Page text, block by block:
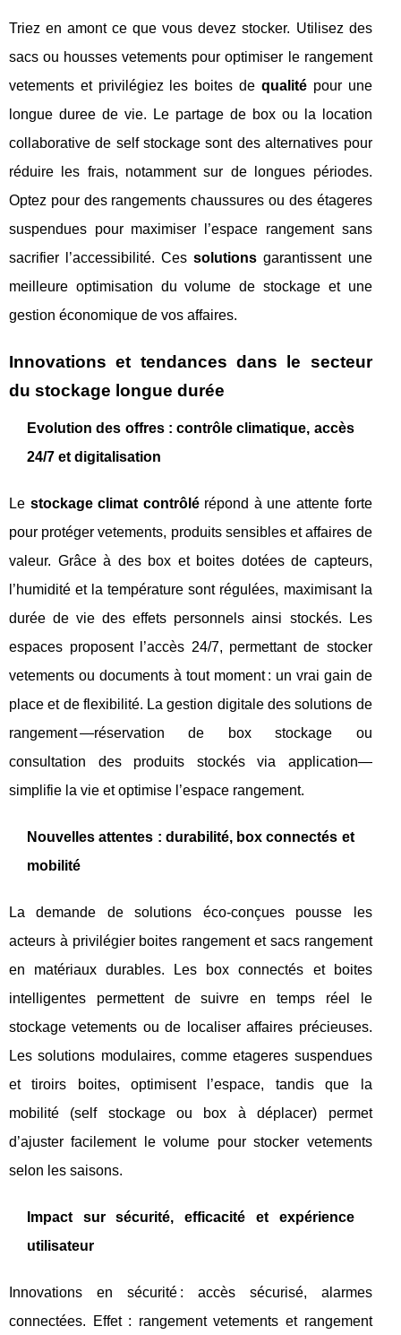
Triez en amont ce que vous devez stocker. Utilisez des
sacs ou housses vetements pour optimiser le rangement
vetements et privilégiez les boites de qualitépour une
longue duree de vie. Le partage de box ou la location
collaborative de self stockage sont des alternatives pour
réduire les frais, notamment sur de longues périodes.
Optez pour des rangements chaussures ou des étageres
suspendues pour maximiser l’espace rangement sans
sacrifier l’accessibilité. Cessolutions garantissent une
meilleure optimisation du volume de stockage et une
gestion économique de vos affaires.
Innovations et tendances dans le secteur
du stockage longue durée
Evolution des offres : contrôle climatique, accès
24/7 et digitalisation
Le stockage climat contrôlérépond à une attente forte
pour protéger vetements, produits sensibles et affaires de
valeur. Grâce à des box et boites dotées de capteurs,
l’humidité et la température sont régulées, maximisant la
durée de vie des effets personnels ainsi stockés. Les
espaces proposent l’accès 24/7, permettant de stocker
vetements ou documents à tout moment : un vrai gain de
place et de flexibilité. La gestion digitale des solutions de
rangement —réservation de box stockage ou
consultation des produits stockés via application—
simplifie la vie et optimise l’espace rangement.
Nouvelles attentes : durabilité, box connectés et
mobilité
La demande de solutions éco-conçues pousse les
acteurs à privilégier boites rangement et sacs rangement
en matériaux durables. Les box connectés et boites
intelligentes permettent de suivre en temps réel le
stockage vetements ou de localiser affaires précieuses.
Les solutions modulaires, comme etageres suspendues
et tiroirs boites, optimisent l’espace, tandis que la
mobilité (self stockage ou box à déplacer) permet
d’ajuster facilement le volume pour stocker vetements
selon les saisons.
Impact sur sécurité, efficacité et expérience
utilisateur
Innovations en sécurité : accès sécurisé, alarmes
connectées. Effet : rangement vetements et rangement